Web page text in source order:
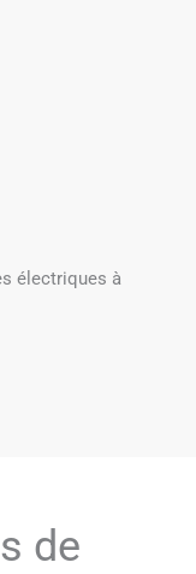
électriques à
de